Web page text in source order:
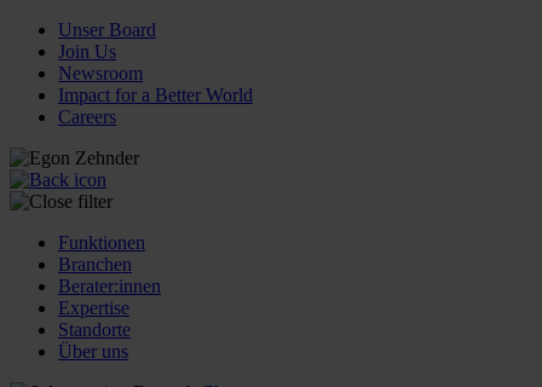
Unser Board
Join Us
Newsroom
Impact for a Better World
Careers
Funktionen
Branchen
Berater:innen
Expertise
Standorte
Über uns